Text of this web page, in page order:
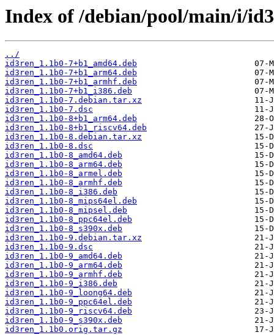
Index of /debian/pool/main/i/
../
id3ren_1.1b0-7+b1_amd64.deb
id3ren_1.1b0-7+b1_arm64.deb
id3ren_1.1b0-7+b1_armhf.deb
id3ren_1.1b0-7+b1_i386.deb
id3ren_1.1b0-7.debian.tar.xz
id3ren_1.1b0-7.dsc
id3ren_1.1b0-8+b1_arm64.deb
id3ren_1.1b0-8+b1_riscv64.deb
id3ren_1.1b0-8.debian.tar.xz
id3ren_1.1b0-8.dsc
id3ren_1.1b0-8_amd64.deb
id3ren_1.1b0-8_arm64.deb
id3ren_1.1b0-8_armel.deb
id3ren_1.1b0-8_armhf.deb
id3ren_1.1b0-8_i386.deb
id3ren_1.1b0-8_mips64el.deb
id3ren_1.1b0-8_mipsel.deb
id3ren_1.1b0-8_ppc64el.deb
id3ren_1.1b0-8_s390x.deb
id3ren_1.1b0-9.debian.tar.xz
id3ren_1.1b0-9.dsc
id3ren_1.1b0-9_amd64.deb
id3ren_1.1b0-9_arm64.deb
id3ren_1.1b0-9_armhf.deb
id3ren_1.1b0-9_i386.deb
id3ren_1.1b0-9_loong64.deb
id3ren_1.1b0-9_ppc64el.deb
id3ren_1.1b0-9_riscv64.deb
id3ren_1.1b0-9_s390x.deb
id3ren_1.1b0.orig.tar.gz